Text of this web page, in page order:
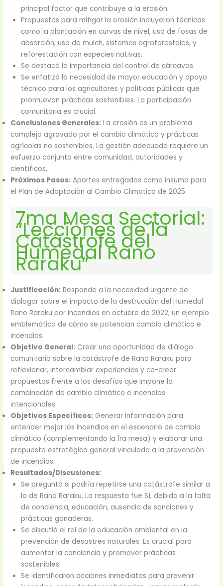
principal factor que contribuye a la erosión.
Propuestas para mitigar la erosión incluyeron técnicas
como la plantación en curvas de nivel, uso de fosas de
absorción, uso de mulch, sistemas agroforestales, y
reforestación con especies nativas.
Se destacó la importancia del control de cárcavas.
Se enfatizó la necesidad de mayor educación y apoyo
técnico para los agricultores y políticas públicas que
promuevan prácticas sostenibles. La participación
comunitaria es crucial.
Conclusiones Generales: La erosión es un problema
complejo agravado por el cambio climático y prácticas
agrícolas no sostenibles. La gestión adecuada requiere un
esfuerzo conjunto entre comunidad, autoridades y
científicos.
Próximos Pasos: Aportes entregados como insumo para
el Plan de Adaptación al Cambio Climático de 2025.
7ma Mesa Sectorial:
“Lecciones de la
Catástrofe del
Humedal Rano
Raraku”
Justificación: Responde a la necesidad urgente de
dialogar sobre el impacto de la destrucción del Humedal
Rano Raraku por incendios en octubre de 2022, un ejemplo
emblemático de cómo se potencian cambio climático e
incendios.
Objetivo General: Crear una oportunidad de diálogo
comunitario sobre la catástrofe de Rano Raraku para
reflexionar, intercambiar experiencias y co-crear
propuestas frente a los desafíos que impone la
combinación de cambio climático e incendios
intencionales.
Objetivos Específicos: Generar información para
entender mejor los incendios en el escenario de cambio
climático (complementando la 1ra mesa) y elaborar una
propuesta estratégica general vinculada a la prevención
de incendios.
Resultados/Discusiones:
Se preguntó si podría repetirse una catástrofe similar a
la de Rano Raraku. La respuesta fue Sí, debido a la falta
de conciencia, educación, ausencia de sanciones y
prácticas ganaderas.
Se discutió el rol de la educación ambiental en la
prevención de desastres naturales. Es crucial para
aumentar la conciencia y promover prácticas
sostenibles.
Se identificaron acciones inmediatas para prevenir